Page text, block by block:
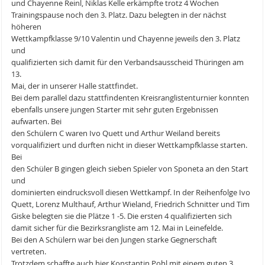
und Chayenne Reinl, Niklas Kelle erkämpfte trotz 4 Wochen
Trainingspause noch den 3. Platz. Dazu belegten in der nächst
höheren
Wettkampfklasse 9/10 Valentin und Chayenne jeweils den 3. Platz
und
qualifizierten sich damit für den Verbandsausscheid Thüringen am
13.
Mai, der in unserer Halle stattfindet.
Bei dem parallel dazu stattfindenten Kreisranglistenturnier konnten
ebenfalls unsere jungen Starter mit sehr guten Ergebnissen
aufwarten. Bei
den Schülern C waren Ivo Quett und Arthur Weiland bereits
vorqualifiziert und durften nicht in dieser Wettkampfklasse starten.
Bei
den Schüler B gingen gleich sieben Spieler von Sponeta an den Start
und
dominierten eindrucksvoll diesen Wettkampf. In der Reihenfolge Ivo
Quett, Lorenz Multhauf, Arthur Wieland, Friedrich Schnitter und Tim
Giske belegten sie die Plätze 1 -5. Die ersten 4 qualifizierten sich
damit sicher für die Bezirksrangliste am 12. Mai in Leinefelde.
Bei den A Schülern war bei den Jungen starke Gegnerschaft
vertreten.